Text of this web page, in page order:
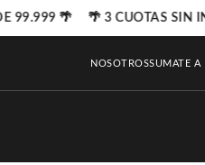
NOSOTROSSUMATE A
99.999 🌴 🌴 3 CUOTAS SIN